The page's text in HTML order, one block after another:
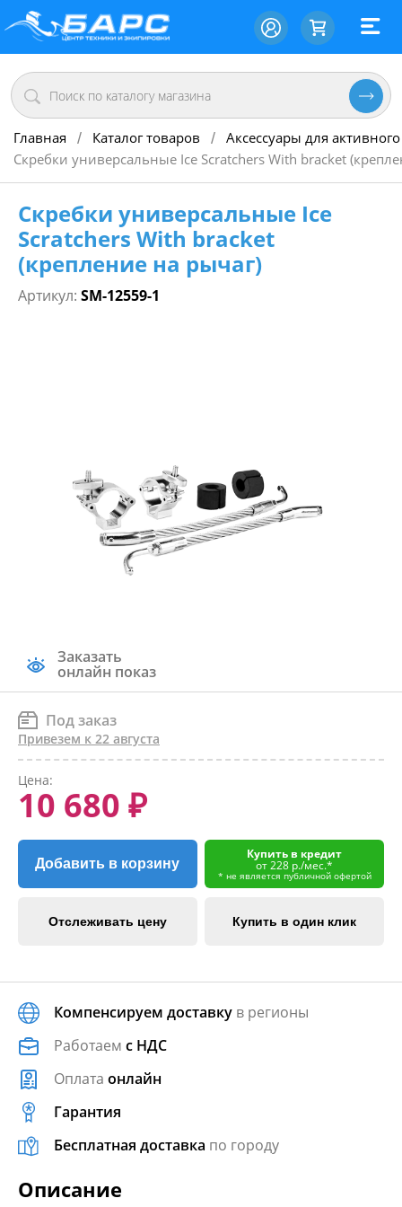
Главная / Каталог товаров / Аксессуары для
Скребки универсальные Ice Scratchers With bracket
Скребки универсальные Ice
Scratchers With bracket
(крепление на рычаг)
Артикул: SM-12559-1
Заказать
онлайн показ
Под заказ
Привезем к 22 августа
Цена:
10 680 ₽
Добавить в корзину
Купить в кредит
от 228 р./мес.*
* не является публичной офертой
Отслеживать цену Купить в один клик
Компенсируем доставку в регионы
Работаем с НДС
Оплата онлайн
Гарантия
Бесплатная доставка по городу
Описание